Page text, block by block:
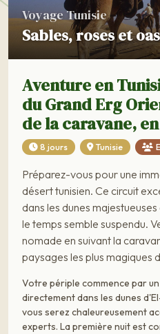
Voyage Tunisie
Sables, roses et
Aventure en
du Grand Erg
de la caravane,
8 jours Tunisie
Préparez-vous pour une
désert tunisien. Ce circuit
dans les dunes
le temps semble suspendu.
nomade en suivant la
paysages les plus magiques
Votre périple commence par
directement dans les dunes
vous serez chaleureusement
experts. La première nuit est